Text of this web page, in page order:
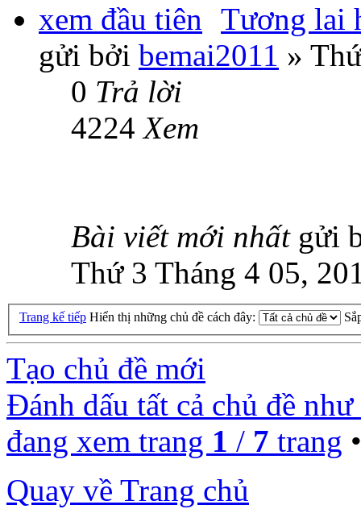
Tương lai
gửi bởi bemai2011 »
0 Trả lời
4224Xem
Bài viết mới nhất gửi
Thứ 3 Tháng 4 05,
Trang kế tiếp Hiển thị những chủ đề cách đây:
Tạo chủ đề mới
Đánh dấu tất cả chủ đề
đang xem trang 1 / 7 trang
Quay về Trang chủ